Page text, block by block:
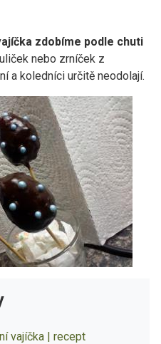
zdobíme podle chuti
nebo zrníček z
a koledníci určitě neodolají.
vajíčka | recept